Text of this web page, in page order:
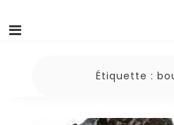
Étiquette :